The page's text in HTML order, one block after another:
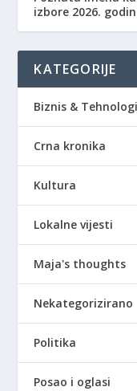
izbore 2026.
KATEGORIJE
Biznis &
Crna kronika
Kultura
Lokalne vijesti
Maja's thoughts
Nekategorizirano
Politika
Posao i oglasi